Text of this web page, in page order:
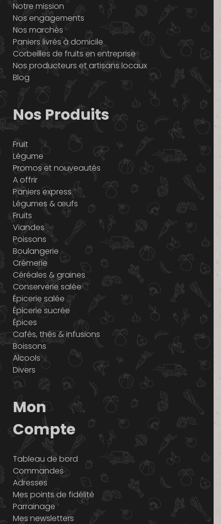
Notre mission
Nos engagements
Nos marchés
Paniers livrés à domicile
Corbeilles de fruits en entreprise
Nos producteurs et artisans locaux
Blog
Nos Produits
Fruit
Légume
Promos et nouveautés
A offrir
Paniers express
Légumes & œufs
Fruits
Viandes
Poissons
Boulangerie
Crémerie
Céréales & graines
Conserverie salée
Épicerie salée
Épicerie sucrée
Épices
Cafés, thés & infusions
Boissons
Alcools
Divers
Mon
Compte
Tableau de bord
Commandes
Adresses
Mes points de fidélité
Parrainage
Mes newsletters